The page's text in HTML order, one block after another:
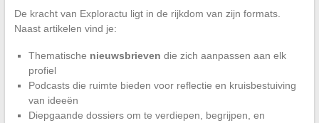
De kracht van Exploractu ligt in de rijkdom van zijn formats.
Naast artikelen vind je:
Thematische nieuwsbrieven die zich aanpassen aan elk
profiel
Podcasts die ruimte bieden voor reflectie en kruisbestuiving
van ideeën
Diepgaande dossiers om te verdiepen, begrijpen, en